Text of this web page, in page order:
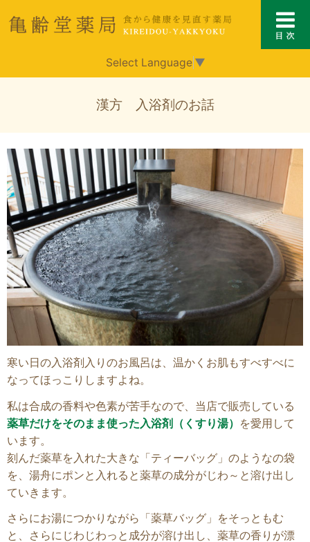
Select Language ▼
漢方 入浴剤のお話
寒い日の入浴剤入りのお風呂は、温かくお肌もすべすべに
なってほっこりしますよね。
私は合成の香料や色素が苦手なので、当店で販売している
薬草だけをそのまま使った入浴剤（くすり湯） を愛用して
います。
刻んだ薬草を入れた大きな「ティーバッグ」のようなの袋
を、湯舟にポンと入れると薬草の成分がじわ～と溶け出し
ていきます。
さらにお湯につかりながら「薬草バッグ」をそっともむ
と、さらにじわじわっと成分が溶け出し、薬草の香りが漂